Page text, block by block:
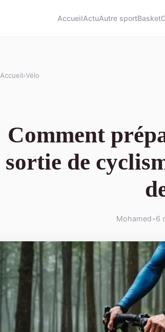
AccueilActuAutre sportBasket
Accueil›Vélo
Comment
sortie de
Mohamed•6